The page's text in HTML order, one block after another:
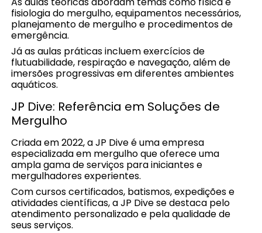
fisiologia do mergulho, equipamentos necessários,
planejamento de mergulho e procedimentos de
emergência.
Já as aulas práticas incluem exercícios de
flutuabilidade, respiração e navegação, além de
imersões progressivas em diferentes ambientes
aquáticos.
JP Dive: Referência em Soluções de
Mergulho
Criada em 2022, a JP Dive é uma empresa
especializada em mergulho que oferece uma
ampla gama de serviços para iniciantes e
mergulhadores experientes.
Com cursos certificados, batismos, expedições e
atividades científicas, a JP Dive se destaca pelo
atendimento personalizado e pela qualidade de
seus serviços.